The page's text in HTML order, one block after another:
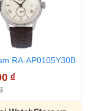
RA-AP0105Y30B
₫